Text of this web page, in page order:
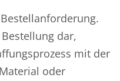
dar,
mit der
oder